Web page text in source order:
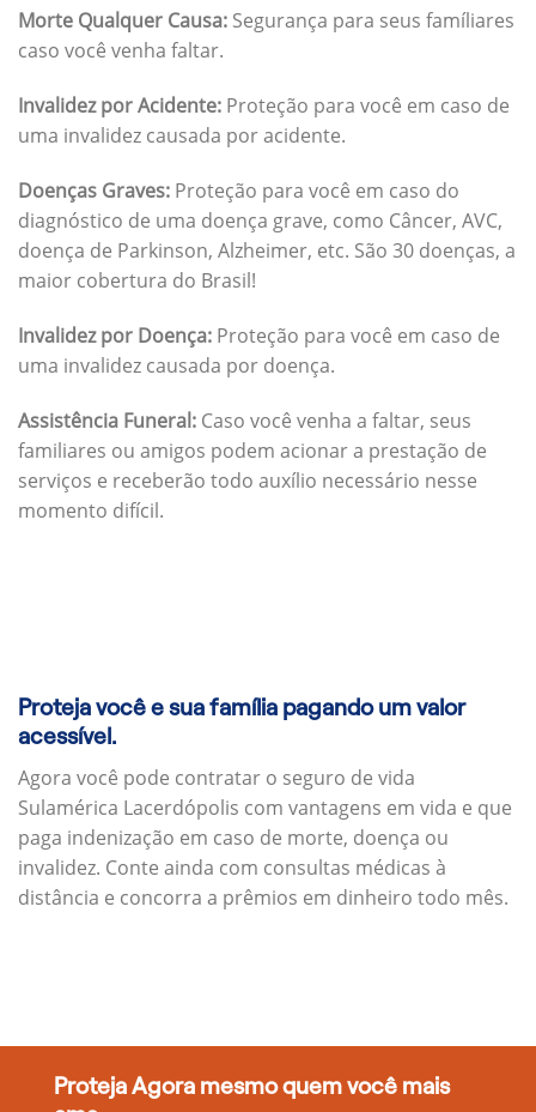
Morte Qualquer Causa: Segurança para seus famíliares
caso você venha faltar.
Invalidez por Acidente: Proteção para você em caso de
uma invalidez causada por acidente.
Doenças Graves: Proteção para você em caso do
diagnóstico de uma doença grave, como Câncer, AVC,
doença de Parkinson, Alzheimer, etc. São 30 doenças, a
maior cobertura do Brasil!
Invalidez por Doença: Proteção para você em caso de
uma invalidez causada por doença.
Assistência Funeral: Caso você venha a faltar, seus
familiares ou amigos podem acionar a prestação de
serviços e receberão todo auxílio necessário nesse
momento difícil.
Proteja você e sua família pagando um valor
acessível.
Agora você pode contratar o seguro de vida
Sulamérica Lacerdópolis com vantagens em vida e que
paga indenização em caso de morte, doença ou
invalidez. Conte ainda com consultas médicas à
distância e concorra a prêmios em dinheiro todo mês.
Proteja Agora mesmo quem você mais